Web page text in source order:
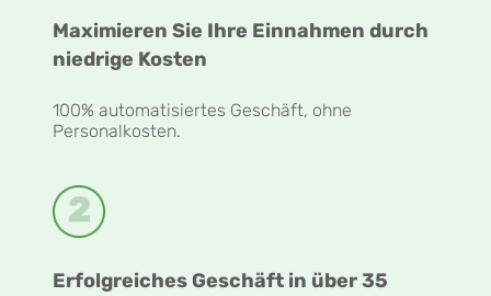
Maximieren Sie Ihre Einnahmen durch
niedrige Kosten
100% automatisiertes Geschäft, ohne
Personalkosten.
Erfolgreiches Geschäft in über 35